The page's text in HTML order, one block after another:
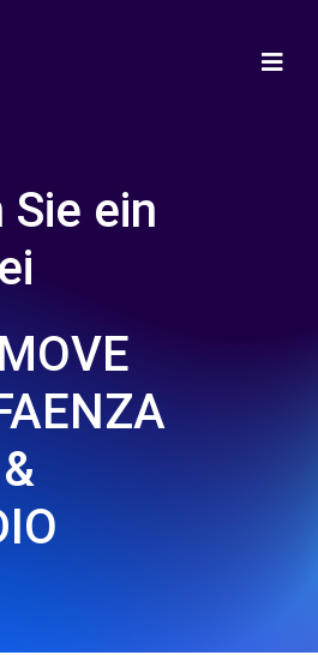
ein